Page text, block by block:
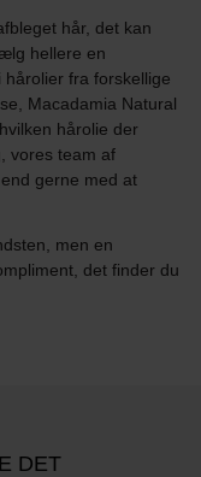
hår, det kan
hellere en
fra forskellige
Macadamia Natural
hårolie der
vores team af
gerne med at
men en
det finder du
DET